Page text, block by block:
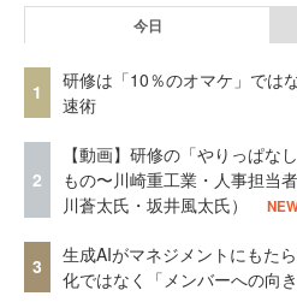
今日
1
研修は「10％のオマケ」で
速術
2
【動画】研修の「やりっぱな
もの〜川崎重工業・人事担当
川蒼太氏・坂井風太氏）
3
生成AIがマネジメントにもた
化ではなく「メンバーへの向き